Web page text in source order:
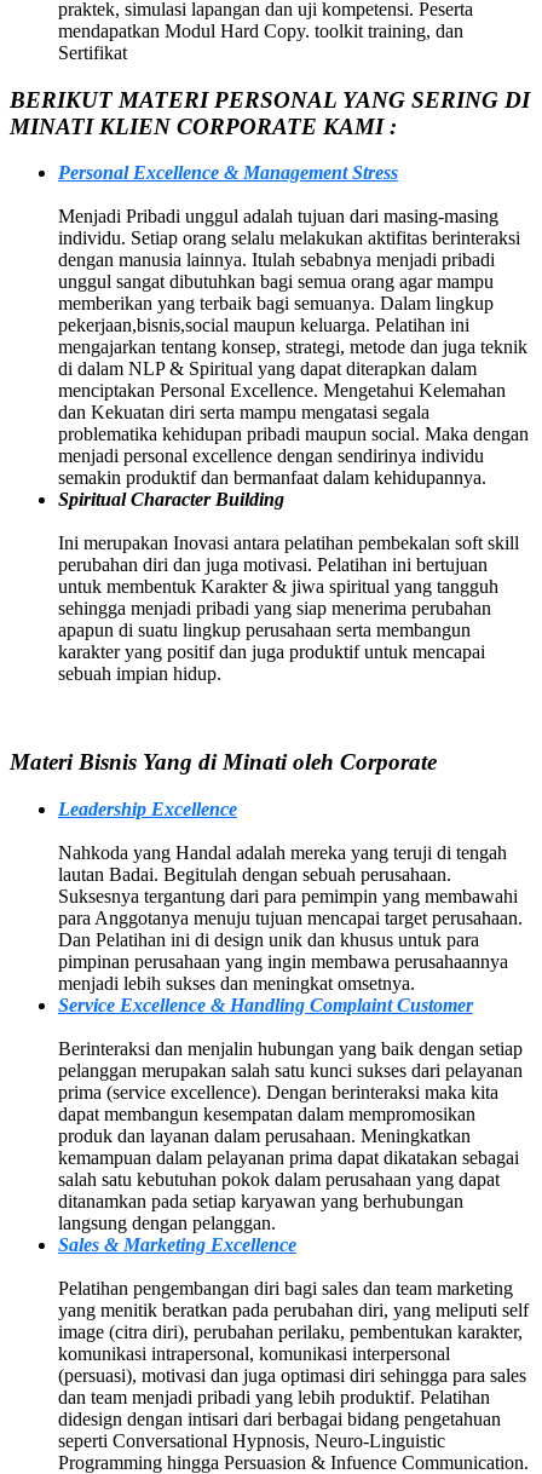
praktek, simulasi lapangan dan uji kompetensi. Peserta
mendapatkan Modul Hard Copy. toolkit training, dan
Sertifikat
BERIKUT MATERI PERSONAL YANG SERING DI
MINATI KLIEN CORPORATE KAMI :
Personal Excellence & Management Stress
Menjadi Pribadi unggul adalah tujuan dari masing-masing
individu. Setiap orang selalu melakukan aktifitas berinteraksi
dengan manusia lainnya. Itulah sebabnya menjadi pribadi
unggul sangat dibutuhkan bagi semua orang agar mampu
memberikan yang terbaik bagi semuanya. Dalam lingkup
pekerjaan,bisnis,social maupun keluarga. Pelatihan ini
mengajarkan tentang konsep, strategi, metode dan juga teknik
di dalam NLP & Spiritual yang dapat diterapkan dalam
menciptakan Personal Excellence. Mengetahui Kelemahan
dan Kekuatan diri serta mampu mengatasi segala
problematika kehidupan pribadi maupun social. Maka dengan
menjadi personal excellence dengan sendirinya individu
semakin produktif dan bermanfaat dalam kehidupannya.
Spiritual Character Building
Ini merupakan Inovasi antara pelatihan pembekalan soft skill
perubahan diri dan juga motivasi. Pelatihan ini bertujuan
untuk membentuk Karakter & jiwa spiritual yang tangguh
sehingga menjadi pribadi yang siap menerima perubahan
apapun di suatu lingkup perusahaan serta membangun
karakter yang positif dan juga produktif untuk mencapai
sebuah impian hidup.
Materi Bisnis Yang di Minati oleh Corporate
Leadership Excellence
Nahkoda yang Handal adalah mereka yang teruji di tengah
lautan Badai. Begitulah dengan sebuah perusahaan.
Suksesnya tergantung dari para pemimpin yang membawahi
para Anggotanya menuju tujuan mencapai target perusahaan.
Dan Pelatihan ini di design unik dan khusus untuk para
pimpinan perusahaan yang ingin membawa perusahaannya
menjadi lebih sukses dan meningkat omsetnya.
Service Excellence & Handling Complaint Customer
Berinteraksi dan menjalin hubungan yang baik dengan setiap
pelanggan merupakan salah satu kunci sukses dari pelayanan
prima (service excellence). Dengan berinteraksi maka kita
dapat membangun kesempatan dalam mempromosikan
produk dan layanan dalam perusahaan. Meningkatkan
kemampuan dalam pelayanan prima dapat dikatakan sebagai
salah satu kebutuhan pokok dalam perusahaan yang dapat
ditanamkan pada setiap karyawan yang berhubungan
langsung dengan pelanggan.
Sales & Marketing Excellence
Pelatihan pengembangan diri bagi sales dan team marketing
yang menitik beratkan pada perubahan diri, yang meliputi self
image (citra diri), perubahan perilaku, pembentukan karakter,
komunikasi intrapersonal, komunikasi interpersonal
(persuasi), motivasi dan juga optimasi diri sehingga para sales
dan team menjadi pribadi yang lebih produktif. Pelatihan
didesign dengan intisari dari berbagai bidang pengetahuan
seperti Conversational Hypnosis, Neuro-Linguistic
Programming hingga Persuasion & Infuence Communication.